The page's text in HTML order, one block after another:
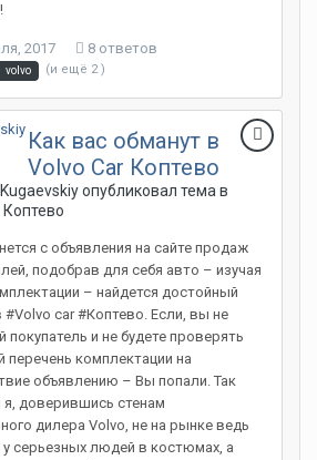
2017 8 ответов
volvo (и ещё 2 )
Как вас обманут в
Volvo Car Коптево
опубликовал тема в
Коптево
с объявления на сайте продаж
подобрав для себя авто – изучая
– найдется достойный
#Volvo car #Коптево. Если, вы не
и не будете проверять
комплектации на
объявлению – Вы попали. Так
я, доверившись стенам
дилера Volvo, не на рынке ведь
серьезных людей в костюмах, а